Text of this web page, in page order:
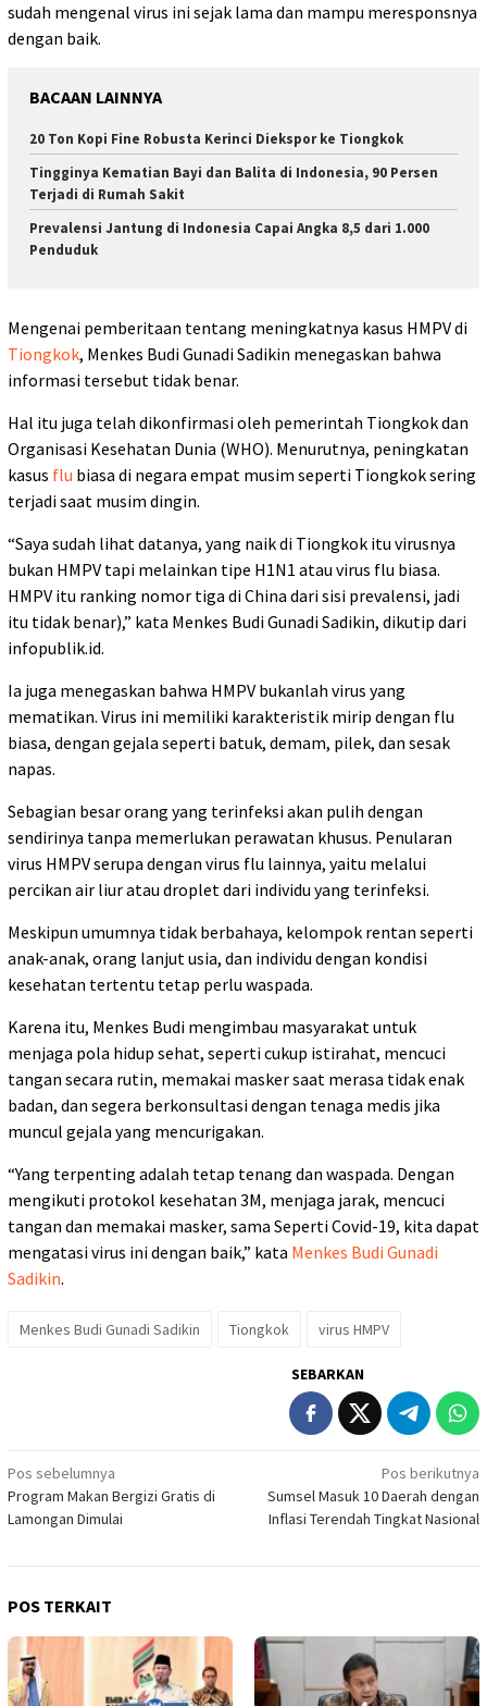
sudah mengenal virus ini sejak lama dan mampu meresponsnya
dengan baik.
BACAAN LAINNYA
20 Ton Kopi Fine Robusta Kerinci Diekspor ke Tiongkok
Tingginya Kematian Bayi dan Balita di Indonesia, 90 Persen
Terjadi di Rumah Sakit
Prevalensi Jantung di Indonesia Capai Angka 8,5 dari 1.000
Penduduk
Mengenai pemberitaan tentang meningkatnya kasus HMPV di
Tiongkok, Menkes Budi Gunadi Sadikin menegaskan bahwa
informasi tersebut tidak benar.
Hal itu juga telah dikonfirmasi oleh pemerintah Tiongkok dan
Organisasi Kesehatan Dunia (WHO). Menurutnya, peningkatan
kasus flu biasa di negara empat musim seperti Tiongkok sering
terjadi saat musim dingin.
“Saya sudah lihat datanya, yang naik di Tiongkok itu virusnya
bukan HMPV tapi melainkan tipe H1N1 atau virus flu biasa.
HMPV itu ranking nomor tiga di China dari sisi prevalensi, jadi
itu tidak benar),” kata Menkes Budi Gunadi Sadikin, dikutip dari
infopublik.id.
Ia juga menegaskan bahwa HMPV bukanlah virus yang
mematikan. Virus ini memiliki karakteristik mirip dengan flu
biasa, dengan gejala seperti batuk, demam, pilek, dan sesak
napas.
Sebagian besar orang yang terinfeksi akan pulih dengan
sendirinya tanpa memerlukan perawatan khusus. Penularan
virus HMPV serupa dengan virus flu lainnya, yaitu melalui
percikan air liur atau droplet dari individu yang terinfeksi.
Meskipun umumnya tidak berbahaya, kelompok rentan seperti
anak-anak, orang lanjut usia, dan individu dengan kondisi
kesehatan tertentu tetap perlu waspada.
Karena itu, Menkes Budi mengimbau masyarakat untuk
menjaga pola hidup sehat, seperti cukup istirahat, mencuci
tangan secara rutin, memakai masker saat merasa tidak enak
badan, dan segera berkonsultasi dengan tenaga medis jika
muncul gejala yang mencurigakan.
“Yang terpenting adalah tetap tenang dan waspada. Dengan
mengikuti protokol kesehatan 3M, menjaga jarak, mencuci
tangan dan memakai masker, sama Seperti Covid-19, kita dapat
mengatasi virus ini dengan baik,” kata Menkes Budi Gunadi
Sadikin.
Menkes Budi Gunadi Sadikin Tiongkok virus HMPV
SEBARKAN
Navigasi
pos
Pos sebelumnya
Program Makan Bergizi Gratis di
Lamongan Dimulai
Pos berikutnya
Sumsel Masuk 10 Daerah dengan
Inflasi Terendah Tingkat Nasional
POS TERKAIT